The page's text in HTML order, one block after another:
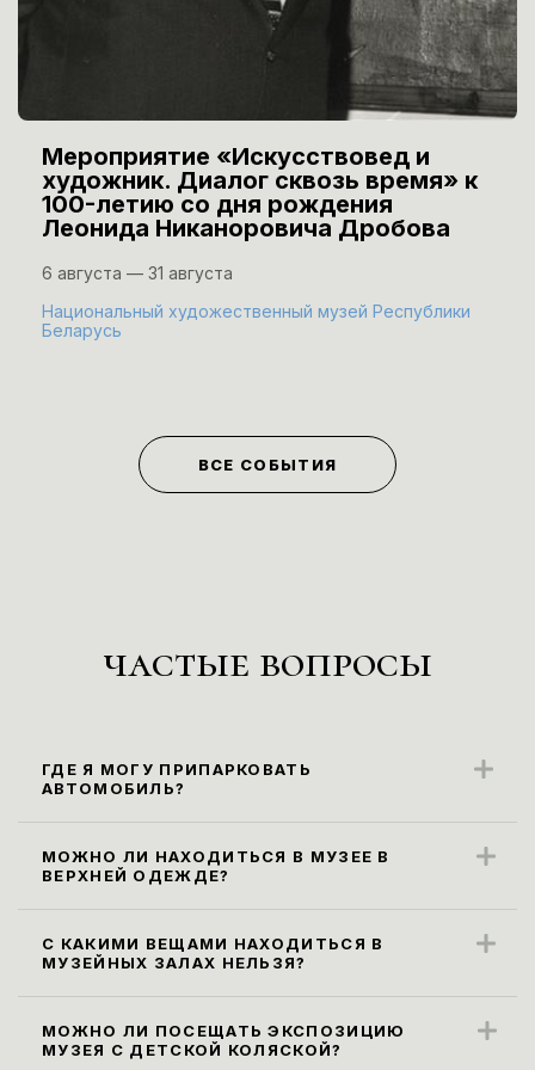
Мероприятие «Искусствовед и
художник. Диалог сквозь время» к
100-летию со дня рождения
Леонида Никаноровича Дробова
6 августа — 31 августа
Национальный художественный музей Республики
Беларусь
ВСЕ СОБЫТИЯ
частые вопросы
ГДЕ Я МОГУ ПРИПАРКОВАТЬ
АВТОМОБИЛЬ?
находятся вдоль ул. Карла Маркса
(парковка платная).
МОЖНО ЛИ НАХОДИТЬСЯ В МУЗЕЕ В
ВЕРХНЕЙ ОДЕЖДЕ?
предусматривают посещение экспозиции
в верхней одежде. Ее необходимо
С КАКИМИ ВЕЩАМИ НАХОДИТЬСЯ В
МУЗЕЙНЫХ ЗАЛАХ НЕЛЬЗЯ?
размером более 30х40х20 см, а также
зонты необходимо сдать в гардероб или
МОЖНО ЛИ ПОСЕЩАТЬ ЭКСПОЗИЦИЮ
МУЗЕЯ С ДЕТСКОЙ КОЛЯСКОЙ?